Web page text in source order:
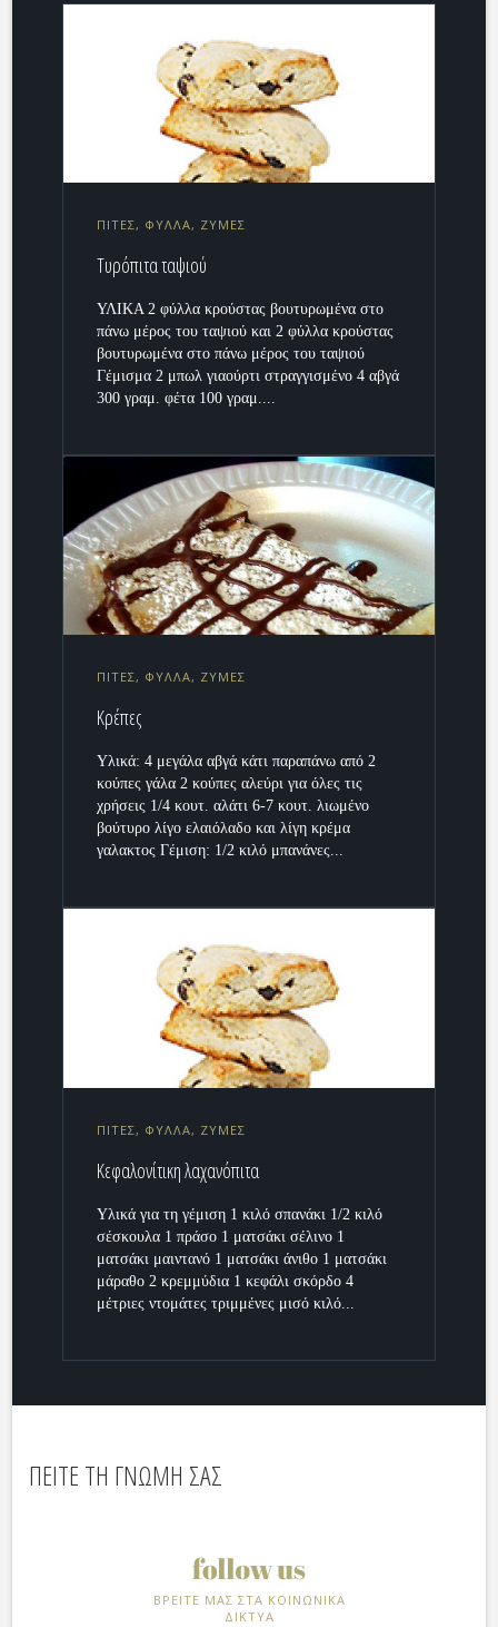
ΠΙΤΕΣ, ΦΥΛΛΑ, ΖΥΜΕΣ
Τυρόπιτα ταψιού
ΥΛΙΚΑ 2 φύλλα κρούστας βουτυρωμένα στο
πάνω μέρος του ταψιού και 2 φύλλα κρούστας
βουτυρωμένα στο πάνω μέρος του ταψιού
Γέμισμα 2 μπωλ γιαούρτι στραγγισμένο 4 αβγά
300 γραμ. φέτα 100 γραμ....
ΠΙΤΕΣ, ΦΥΛΛΑ, ΖΥΜΕΣ
Κρέπες
Υλικά: 4 μεγάλα αβγά κάτι παραπάνω από 2
κούπες γάλα 2 κούπες αλεύρι για όλες τις
χρήσεις 1/4 κουτ. αλάτι 6-7 κουτ. λιωμένο
βούτυρο λίγο ελαιόλαδο και λίγη κρέμα
γαλακτος Γέμιση: 1/2 κιλό μπανάνες...
ΠΙΤΕΣ, ΦΥΛΛΑ, ΖΥΜΕΣ
Κεφαλονίτικη λαχανόπιτα
Υλικά για τη γέμιση 1 κιλό σπανάκι 1/2 κιλό
σέσκουλα 1 πράσο 1 ματσάκι σέλινο 1
ματσάκι μαιντανό 1 ματσάκι άνιθο 1 ματσάκι
μάραθο 2 κρεμμύδια 1 κεφάλι σκόρδο 4
μέτριες ντομάτες τριμμένες μισό κιλό...
ΠΕΙΤΕ ΤΗ ΓΝΩΜΗ ΣΑΣ
ΒΡΕΙΤΕ ΜΑΣ ΣΤΑ ΚΟΙΝΩΝΙΚΑ
ΔΙΚΤΥΑ